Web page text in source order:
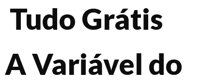
Tudo Grátis
A Variável do